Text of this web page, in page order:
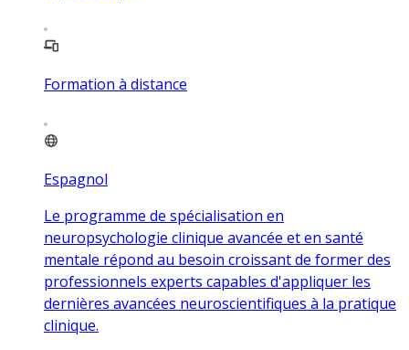
Formation à distance
Espagnol
Le programme de spécialisation en
neuropsychologie clinique avancée et en santé
mentale répond au besoin croissant de former des
professionnels experts capables d'appliquer les
dernières avancées neuroscientifiques à la pratique
clinique.